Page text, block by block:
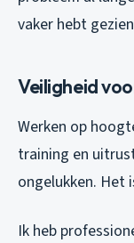
vaker hebt
Veiligheid
Werken op
training en
ongelukken. Het
Ik heb